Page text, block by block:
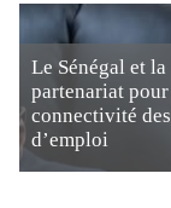
Le Sénégal et
partenariat
connectivité
d’emploi